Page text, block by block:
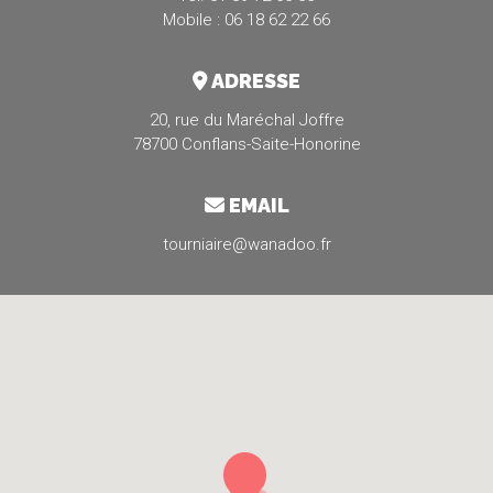
Mobile : 06 18 62 22 66
ADRESSE
20, rue du Maréchal Joffre
78700 Conflans-Saite-Honorine
EMAIL
tourniaire@wanadoo.fr